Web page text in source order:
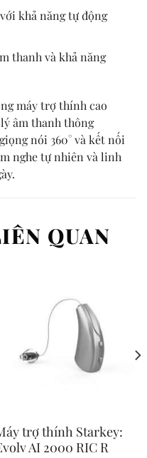
khả năng tự động
thanh và khả năng
máy trợ thính cao
âm thanh thông
nói 360° và kết nối
nghe tự nhiên và linh
QUAN
trợ thính Starkey:
AI 2000 RIC R